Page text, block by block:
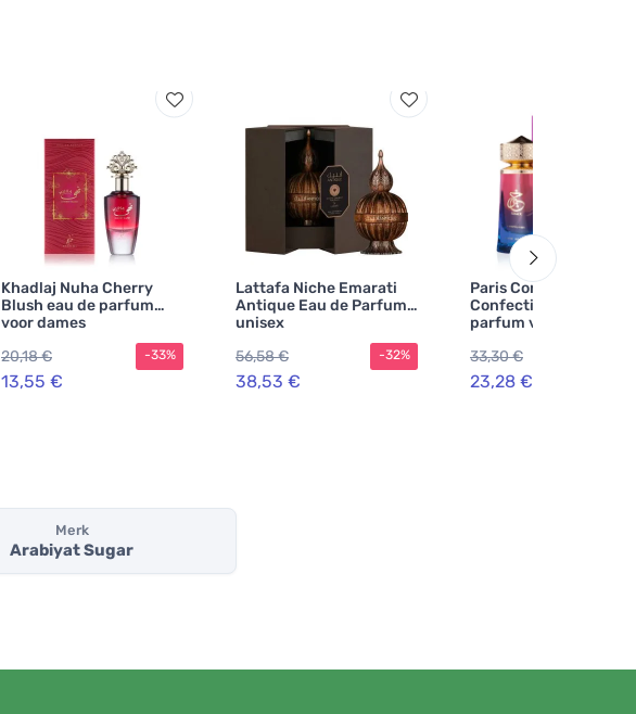
Khadlaj Nuha Cherry
Blush eau de parfum
voor dames
20,18 €
13,55 €
-33%
Lattafa Niche Emarati
Antique Eau de Parfum
unisex
56,58 €
38,53 €
-32%
Paris Corner Khair
Confection eau de
parfum voor dames
33,30 €
23,28 €
Merk
Arabiyat Sugar